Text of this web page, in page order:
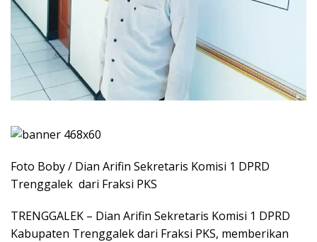
Foto Boby / Dian Arifin Sekretaris Komisi 1 DPRD
Trenggalek dari Fraksi PKS
​TRENGGALEK – Dian Arifin Sekretaris Komisi 1 DPRD
Kabupaten Trenggalek dari Fraksi PKS, memberikan